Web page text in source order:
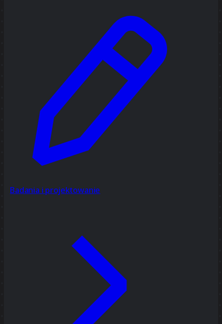
Badania i projektowanie